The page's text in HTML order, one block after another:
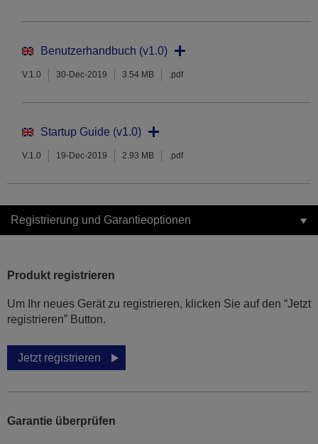
Benutzerhandbuch (v1.0)
V.1.0 30-Dec-2019 3.54 MB .pdf
Startup Guide (v1.0)
V.1.0 19-Dec-2019 2.93 MB .pdf
Registrierung und Garantieoptionen
Produkt registrieren
Um Ihr neues Gerät zu registrieren, klicken Sie auf den “Jetzt
registrieren” Button.
Jetzt registrieren
Garantie überprüfen